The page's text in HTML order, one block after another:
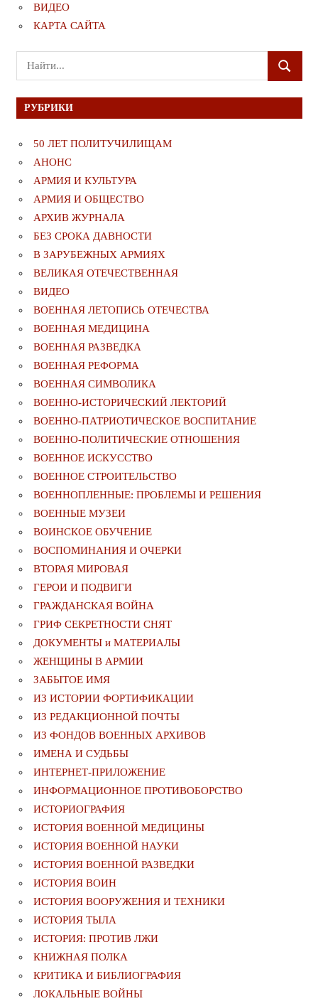
ВИДЕО
КАРТА САЙТА
Поиск
для:
ПОИСК
РУБРИКИ
50 ЛЕТ ПОЛИТУЧИЛИЩАМ
АНОНС
АРМИЯ И КУЛЬТУРА
АРМИЯ И ОБЩЕСТВО
АРХИВ ЖУРНАЛА
БЕЗ СРОКА ДАВНОСТИ
В ЗАРУБЕЖНЫХ АРМИЯХ
ВЕЛИКАЯ ОТЕЧЕСТВЕННАЯ
ВИДЕО
ВОЕННАЯ ЛЕТОПИСЬ ОТЕЧЕСТВА
ВОЕННАЯ МЕДИЦИНА
ВОЕННАЯ РАЗВЕДКА
ВОЕННАЯ РЕФОРМА
ВОЕННАЯ СИМВОЛИКА
ВОЕННО-ИСТОРИЧЕСКИЙ ЛЕКТОРИЙ
ВОЕННО-ПАТРИОТИЧЕСКОЕ ВОСПИТАНИЕ
ВОЕННО-ПОЛИТИЧЕСКИE ОТНОШЕНИЯ
ВОЕННОЕ ИСКУССТВО
ВОЕННОЕ СТРОИТЕЛЬСТВО
ВОЕННОПЛЕННЫЕ: ПРОБЛЕМЫ И РЕШЕНИЯ
ВОЕННЫЕ МУЗЕИ
ВОИНСКОЕ ОБУЧЕНИЕ
ВОСПОМИНАНИЯ И ОЧЕРКИ
ВТОРАЯ МИРОВАЯ
ГЕРОИ И ПОДВИГИ
ГРАЖДАНСКАЯ ВОЙНА
ГРИФ СЕКРЕТНОСТИ СНЯТ
ДОКУМЕНТЫ и МАТЕРИАЛЫ
ЖЕНЩИНЫ В АРМИИ
ЗАБЫТОЕ ИМЯ
ИЗ ИСТОРИИ ФОРТИФИКАЦИИ
ИЗ РЕДАКЦИОННОЙ ПОЧТЫ
ИЗ ФОНДОВ ВОЕННЫХ АРХИВОВ
ИМЕНА И СУДЬБЫ
ИНТЕРНЕТ-ПРИЛОЖЕНИЕ
ИНФОРМАЦИОННОЕ ПРОТИВОБОРСТВО
ИСТОРИОГРАФИЯ
ИСТОРИЯ ВОЕННОЙ МЕДИЦИНЫ
ИСТОРИЯ ВОЕННОЙ НАУКИ
ИСТОРИЯ ВОЕННОЙ РАЗВЕДКИ
ИСТОРИЯ ВОИН
ИСТОРИЯ ВООРУЖЕНИЯ И ТЕХНИКИ
ИСТОРИЯ ТЫЛА
ИСТОРИЯ: ПРОТИВ ЛЖИ
КНИЖНАЯ ПОЛКА
КРИТИКА И БИБЛИОГРАФИЯ
ЛОКАЛЬНЫЕ ВОЙНЫ